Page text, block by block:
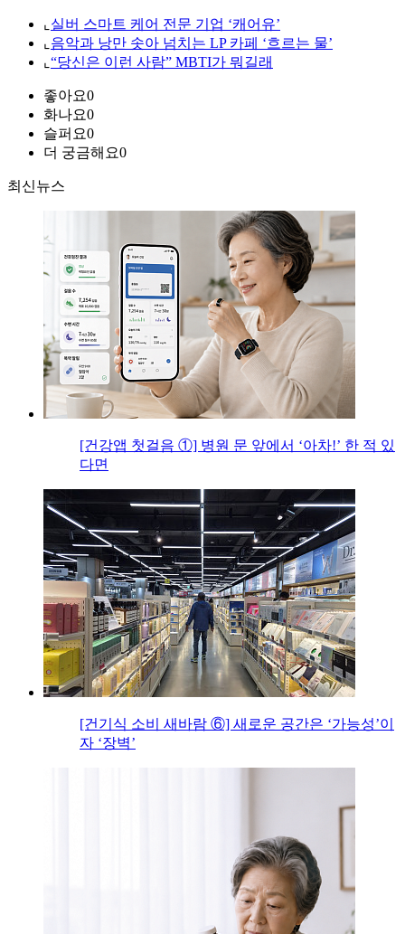
⌞ 실버 스마트 케어 전문 기업 ‘캐어유’
⌞ 음악과 낭만 솟아 넘치는 LP 카페 ‘흐르는 물’
⌞ “당신은 이런 사람” MBTI가 뭐길래
좋아요0
화나요0
슬퍼요0
더 궁금해요0
최신뉴스
[건강앱 첫걸음 ①] 병원 문 앞에서 ‘아차!’ 한 적 있
다면
[건기식 소비 새바람 ⑥] 새로운 공간은 ‘가능성’이
자 ‘장벽’